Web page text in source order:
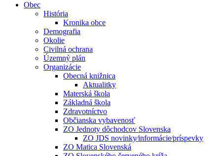
Obec
História
Kronika obce
Demografia
Okolie
Civilná ochrana
Územný plán
Organizácie
Obecná knižnica
Aktualitky
Materská škola
Základná škola
Zdravotníctvo
Občianska vybavenosť
ZO Jednoty dôchodcov Slovenska
ZO JDS novinky⁄informácie⁄príspevky
ZO Matica Slovenská